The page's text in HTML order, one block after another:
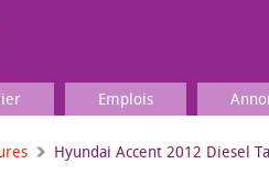
Emplois
Hyundai Accent 2012 Diesel